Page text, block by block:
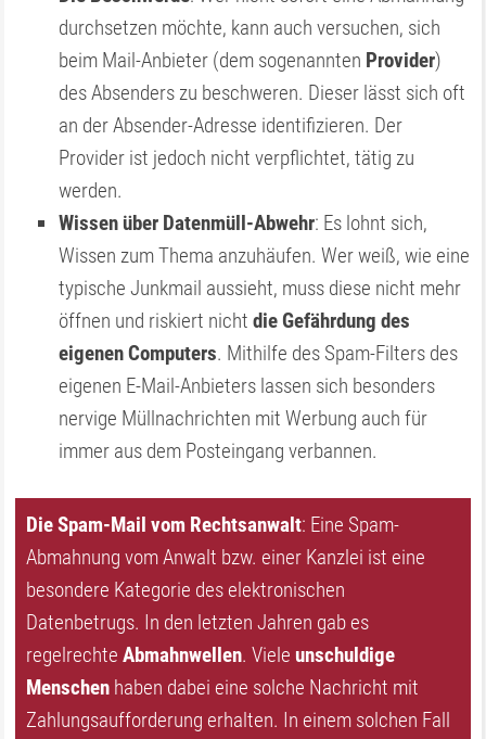
durchsetzen möchte, kann auch versuchen, sich
beim Mail-Anbieter (dem sogenannten Provider)
des Absenders zu beschweren. Dieser lässt sich oft
an der Absender-Adresse identifizieren. Der
Provider ist jedoch nicht verpflichtet, tätig zu
werden.
Wissen über Datenmüll-Abwehr: Es lohnt sich,
Wissen zum Thema anzuhäufen. Wer weiß, wie eine
typische Junkmail aussieht, muss diese nicht mehr
öffnen und riskiert nichtdie Gefährdung des
eigenen Computers. Mithilfe des Spam-Filters des
eigenen E-Mail-Anbieters lassen sich besonders
nervige Müllnachrichten mit Werbung auch für
immer aus dem Posteingang verbannen.
Die Spam-Mail vom Rechtsanwalt: Eine Spam-
Abmahnung vom Anwalt bzw. einer Kanzlei ist eine
besondere Kategorie des elektronischen
Datenbetrugs. In den letzten Jahren gab es
regelrechteAbmahnwellen. Vieleunschuldige
Menschen haben dabei eine solche Nachricht mit
Zahlungsaufforderung erhalten. In einem solchen Fall